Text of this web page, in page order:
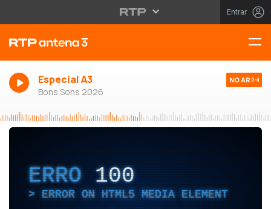
Entrar
Especial A3
Bons Sons 2026
NO AR
ERRO 100
ERROR ON HTML5 MEDIA ELEMENT